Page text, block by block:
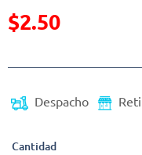
Precio reducido de
$2.50
Despacho
Cantidad